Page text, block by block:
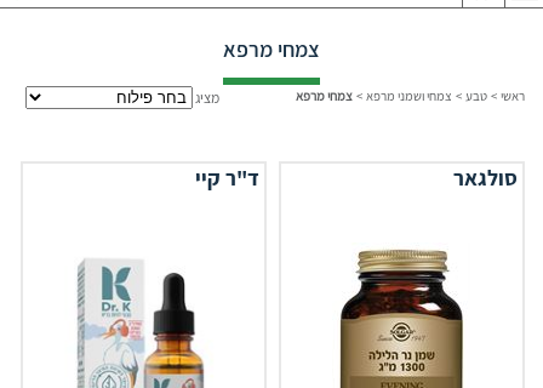
צמחי מרפא
ראשי > טבע > צמחי ושמני מרפא > צמחי מרפא מציג
סולגאר ד"ר קיי